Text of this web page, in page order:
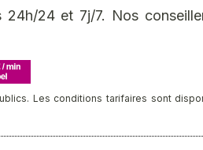
24 et 7j/7. Nos
Les conditions tarifaires sont